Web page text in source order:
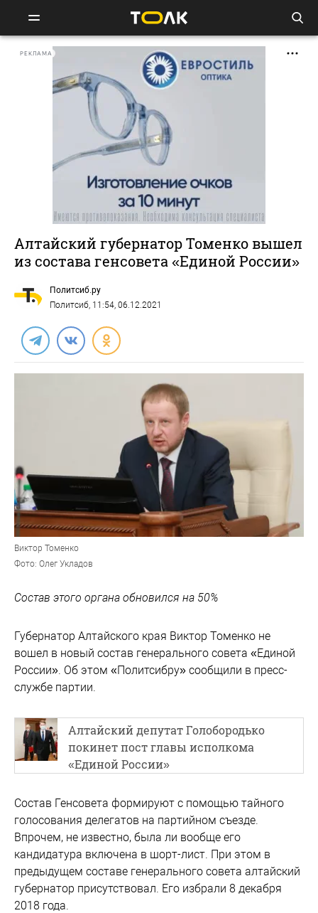
РЕКЛАМА
Алтайский губернатор Томенко вышел
из состава генсовета «Единой России»
Политсиб.ру
Политсиб, 11:54, 06.12.2021
Виктор Томенко
Фото: Олег Укладов
Состав этого органа обновился на 50%
Губернатор Алтайского края Виктор Томенко не
вошел в новый состав генерального совета «Единой
России». Об этом «Политсибру» сообщили в пресс-
службе партии.
Алтайский депутат Голобородько
покинет пост главы исполкома
«Единой России»
Состав Генсовета формируют с помощью тайного
голосования делегатов на партийном съезде.
Впрочем, не известно, была ли вообще его
кандидатура включена в шорт-лист. При этом в
предыдущем составе генерального совета алтайский
губернатор присутствовал. Его избрали 8 декабря
2018 года.